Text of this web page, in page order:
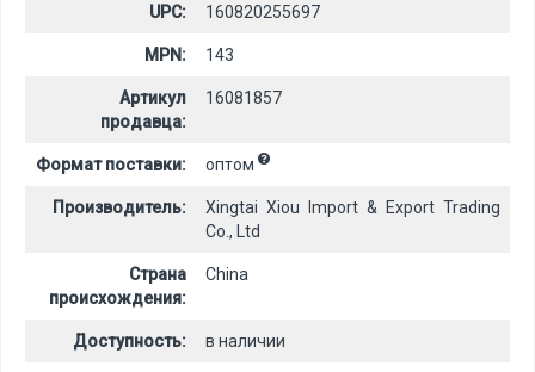
UPC: 160820255697
MPN: 143
Артикул
продавца:
16081857
Формат поставки: оптом
Производитель:
Xingtai Xiou Import & Export Trading
Co., Ltd
Страна
происхождения:
China
Доступность: в наличии